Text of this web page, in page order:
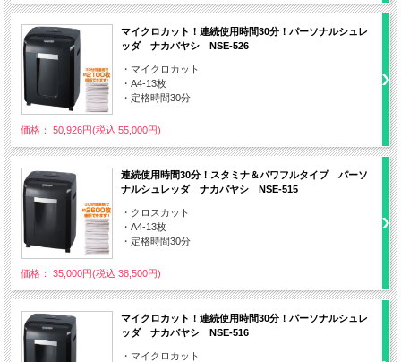
マイクロカット！連続使用時間30分！パーソナルシュレ
ッダ ナカバヤシ NSE-526
・マイクロカット
・A4-13枚
・定格時間30分
価格： 50,926円(税込 55,000円)
連続使用時間30分！スタミナ＆パワフルタイプ パーソ
ナルシュレッダ ナカバヤシ NSE-515
・クロスカット
・A4-13枚
・定格時間30分
価格： 35,000円(税込 38,500円)
マイクロカット！連続使用時間30分！パーソナルシュレ
ッダ ナカバヤシ NSE-516
・マイクロカット